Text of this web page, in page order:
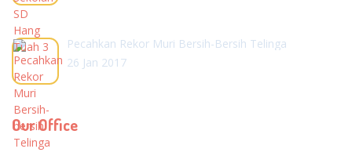
Pecahkan Rekor Muri Bersih-Bersih Telinga
26 Jan 2017
Our Office